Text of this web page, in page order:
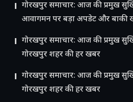
गोरखपुर समाचार: आज की प्रमुख
आवागमन पर बड़ा अपडेट और बाकी
गोरखपुर समाचार: आज की प्रमुख
गोरखपुर शहर की हर खबर
गोरखपुर समाचार: आज की प्रमुख
गोरखपुर शहर की हर खबर